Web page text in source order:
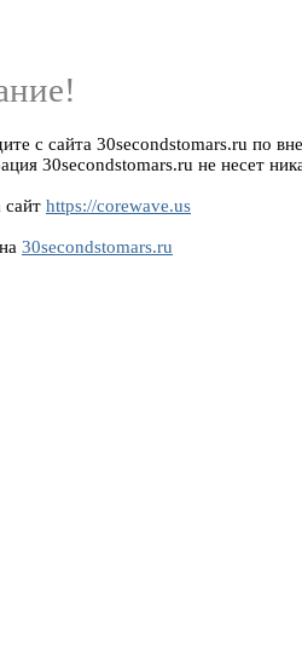
с сайта 30secondstomars.ru по
30secondstomars.ru не несет
сайт https://corewave.us
30secondstomars.ru